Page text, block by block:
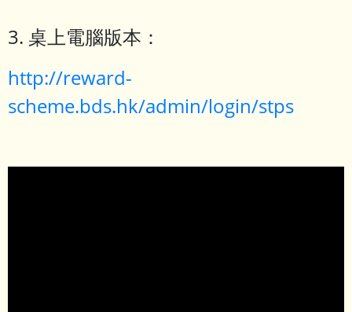
3. 桌上電腦版本：
http://reward-
scheme.bds.hk/admin/login/stps